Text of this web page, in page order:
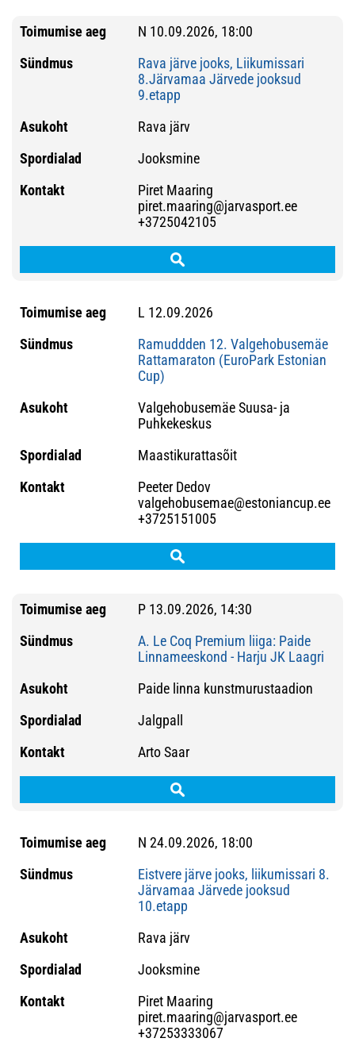
N 10.09.2026, 18:00
Rava järve jooks, Liikumissari
8.Järvamaa Järvede jooksud
9.etapp
Rava järv
Jooksmine
Piret Maaring
piret.maaring@jarvasport.ee
+3725042105
L 12.09.2026
Ramuddden 12. Valgehobusemäe
Rattamaraton (EuroPark Estonian
Cup)
Valgehobusemäe Suusa- ja
Puhkekeskus
Maastikurattasõit
Peeter Dedov
valgehobusemae@estoniancup.ee
+3725151005
P 13.09.2026, 14:30
A. Le Coq Premium liiga: Paide
Linnameeskond - Harju JK Laagri
Paide linna kunstmurustaadion
Jalgpall
Arto Saar
N 24.09.2026, 18:00
Eistvere järve jooks, liikumissari 8.
Järvamaa Järvede jooksud
10.etapp
Rava järv
Jooksmine
Piret Maaring
piret.maaring@jarvasport.ee
+37253333067